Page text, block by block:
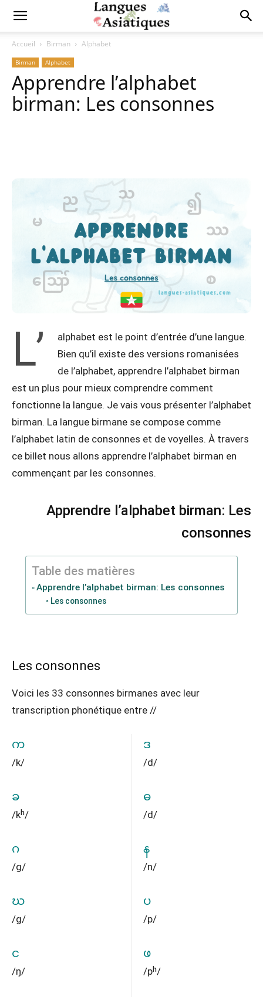
Accueil Birman Alphabet
Birman Alphabet
Apprendre l’alphabet
birman: Les consonnes
L’
alphabet est le point d’entrée d’une langue.
Bien qu’il existe des versions romanisées
de l’alphabet, apprendre l’alphabet birman
est un plus pour mieux comprendre comment
fonctionne la langue. Je vais vous présenter l’alphabet
birman. La langue birmane se compose comme
l’alphabet latin de consonnes et de voyelles. À travers
ce billet nous allons apprendre l’alphabet birman en
commençant par les consonnes.
Apprendre l’alphabet birman: Les
consonnes
Table des matières
Apprendre l’alphabet birman: Les consonnes
Les consonnes
Les consonnes
Voici les 33 consonnes birmanes avec leur
transcription phonétique entre //
က
/k/
ခ
/kʰ/
ဂ
/ɡ/
ဃ
/ɡ/
င
/ŋ/
ဒ
/d/
ဓ
/d/
န
/n/
ပ
/p/
ဖ
/pʰ/